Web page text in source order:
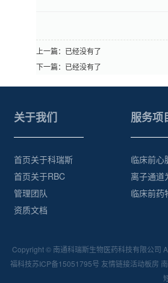
上一篇：已经没有了
下一篇：已经没有了
关于我们
首页关于科瑞斯
首页关于RBC
管理团队
资质文档
服务项
临床前心
离子通道
临床前药
Copyright © 南通科瑞斯生物医药科技有限公司
福科技苏ICP备15051795号 友情链接活动板房